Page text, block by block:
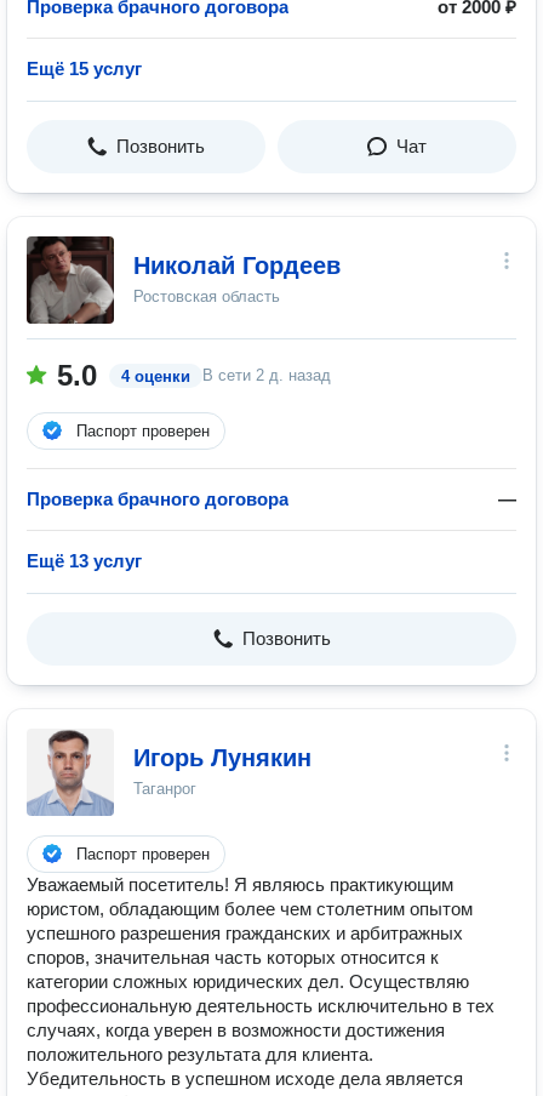
Проверка брачного договора от 2000 ₽
Ещё 15 услуг
Позвонить Чат
Николай Гордеев
Ростовская область
5.0 4 оценки В сети 2 д. назад
Паспорт проверен
Проверка брачного договора —
Ещё 13 услуг
Позвонить
Игорь Лунякин
Таганрог
Паспорт проверен
Уважаемый посетитель! Я являюсь практикующим
юристом, обладающим более чем столетним опытом
успешного разрешения гражданских и арбитражных
споров, значительная часть которых относится к
категории сложных юридических дел. Осуществляю
профессиональную деятельность исключительно в тех
случаях, когда уверен в возможности достижения
положительного результата для клиента.
Убедительность в успешном исходе дела является